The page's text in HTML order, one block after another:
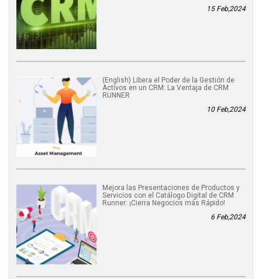
15 Feb,2024
(English) Libera el Poder de la Gestión de
Activos en un CRM: La Ventaja de CRM
RUNNER
10 Feb,2024
Mejora las Presentaciones de Productos y
Servicios con el Catálogo Digital de CRM
Runner: ¡Cierra Negocios más Rápido!
6 Feb,2024